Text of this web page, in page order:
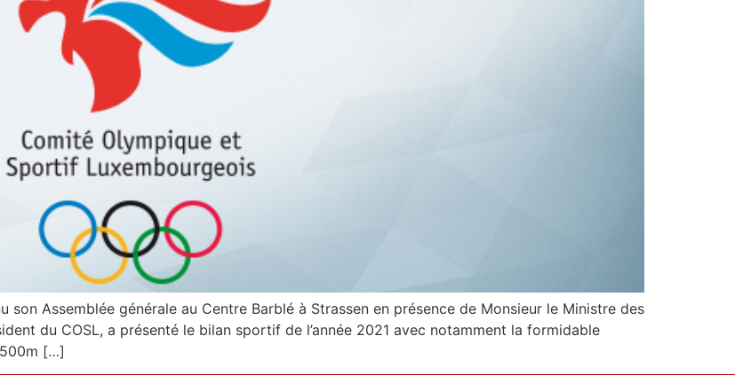
Assemblée générale au Centre Barblé à Strassen en présence de Monsieur le Ministre des
du COSL, a présenté le bilan sportif de l’année 2021 avec notamment la formidable
[…]